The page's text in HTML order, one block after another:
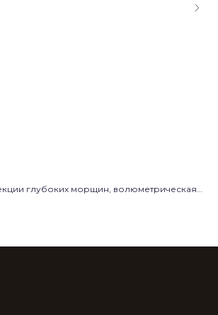
глубоких морщин, волюметрическая